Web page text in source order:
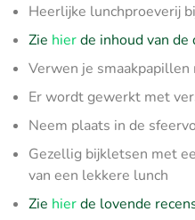
Heerlijke lunchproeverij
Zie hierde inhoud van de
Verwen je
Er wordt gewerkt met
Neem plaats in de
Gezellig bijkletsen met
van een lekkere lunch
Zie hierde lovende